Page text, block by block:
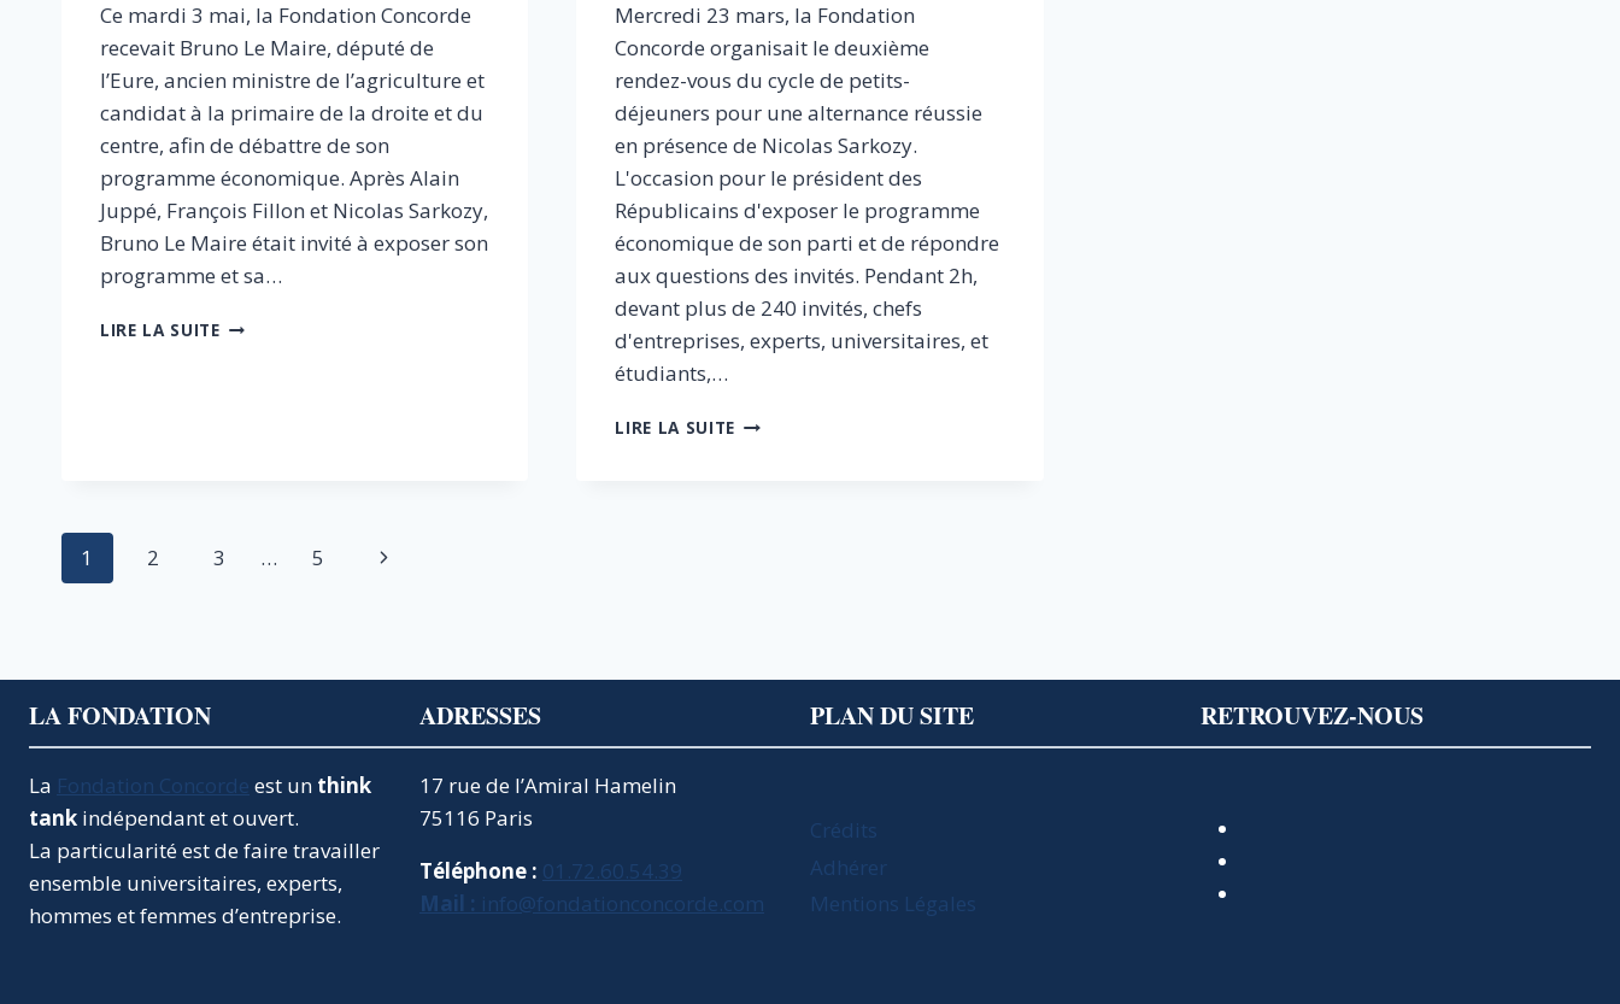
Ce mardi 3 mai, la Fondation Concorde
recevait Bruno Le Maire, député de
l’Eure, ancien ministre de l’agriculture et
candidat à la primaire de la droite et du
centre, afin de débattre de son
programme économique. Après Alain
Juppé, François Fillon et Nicolas Sarkozy,
Bruno Le Maire était invité à exposer son
programme et sa…
LIRE LA SUITEPETIT
Mercredi 23 mars, la Fondation
Concorde organisait le deuxième
rendez-vous du cycle de petits-
déjeuners pour une alternance réussie
en présence de Nicolas Sarkozy.
L'occasion pour le président des
Républicains d'exposer le programme
économique de son parti et de répondre
aux questions des invités. Pendant 2h,
devant plus de 240 invités, chefs
d'entreprises, experts, universitaires, et
étudiants,…
LIRE LA SUITE PETIT-
Navigation
1 2 3 … 5
Page
LA FONDATION
La Fondation Concorde est un think
tank indépendant et ouvert.
La particularité est de faire travailler
ensemble universitaires, experts,
hommes et femmes d’entreprise.
ADRESSES
17 rue de l’Amiral Hamelin
75116 Paris
Téléphone : 01.72.60.54.39
Mail : info@fondationconcorde.com
PLAN DU SITE
Crédits
Adhérer
Mentions Légales
RETROUVEZ-NOUS